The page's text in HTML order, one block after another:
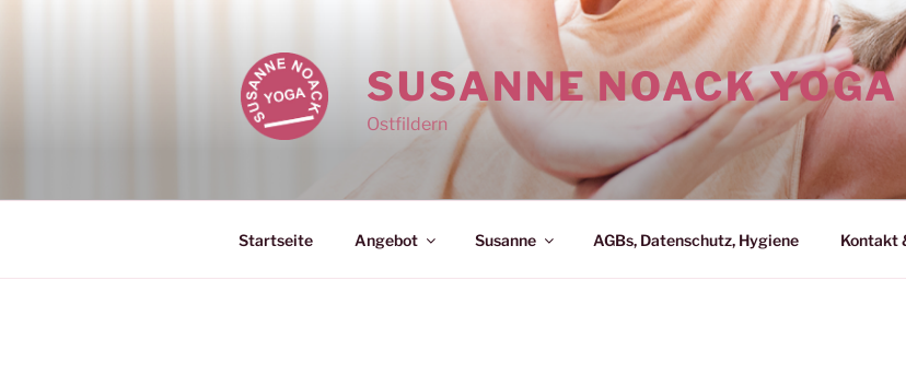
SUSANNE NOACK YOGA
Ostfildern
Startseite Angebot Susanne AGBs, Datenschutz, Hygiene Kontakt